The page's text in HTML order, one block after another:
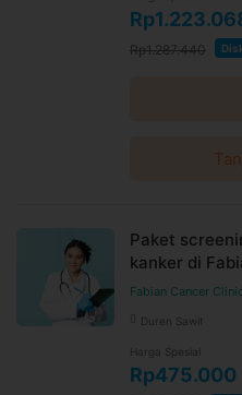
Rp1.287.440
Paket
kanker di
Fabian Cancer Clinic
Duren Sawit
Harga Spesial
Rp475.000